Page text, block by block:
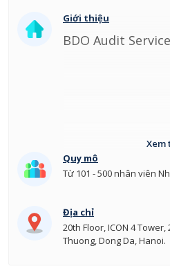
Giới thiệu
BDO Audit
Xem
Quy mô
Từ 101 - 500 nhân viên
Địa chỉ
20th Floor, ICON 4
Thuong, Dong Da, Hanoi.